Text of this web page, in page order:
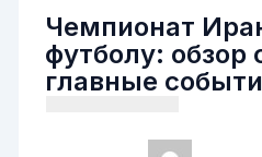
Чемпионат
футболу: обзор
главные